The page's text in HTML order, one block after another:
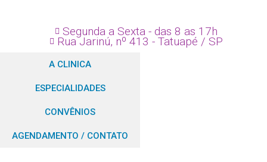
Segunda a Sexta - das 8 as 17h
Rua Jarinú, nº 413 - Tatuapé / SP
A CLINICA
ESPECIALIDADES
CONVÊNIOS
AGENDAMENTO / CONTATO